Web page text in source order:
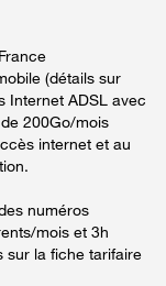
(détails sur
Internet ADSL avec
200Go/mois
internet et au
numéros
mois et 3h
sur la fiche tarifaire